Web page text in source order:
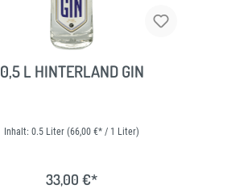
0,5 L HINTERLAND GIN
Inhalt: 0.5 Liter (66,00 €* / 1 Liter)
33,00 €*